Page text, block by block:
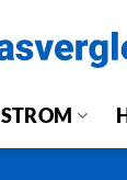
STROM